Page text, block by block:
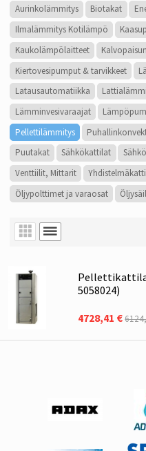
Aurinkolämmitys Biotakat
Ilmalämmitys Kotilämpö
Kaukolämpölaitteet
Kiertovesipumput & tarvikkeet
Latausautomatiikka
Lämminvesivaraajat
Pellettilämmitys
Puutakat
Sähkökattilat
Venttiilit, Mittarit
Öljypolttimet ja varaosat
Pellettikattila
5058024)
4728,41 €